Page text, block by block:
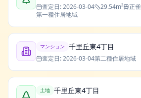
査定日:2026-03-04 29.54m² 正雀
第一種住居地域
マンション 千里丘東4丁目
査定日:2026-03-04第二種住居地域
土地 千里丘東4丁目